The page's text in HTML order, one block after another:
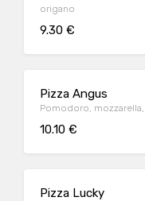
origano
9.30 €
Pizza Angus
Pomodoro,
10.10 €
Pizza Lucky